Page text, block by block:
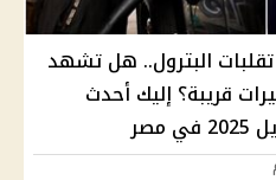
البترول.. هل تشهد
قريبة؟ إليك أحدث